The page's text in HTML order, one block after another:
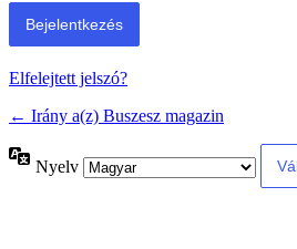
Elfelejtett jelszó?
← Irány a(z) Buszesz magazin
Nyelv